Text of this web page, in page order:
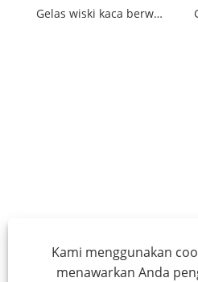
Gelas wiski kaca berwarna
Kami menggunakan
menawarkan Anda